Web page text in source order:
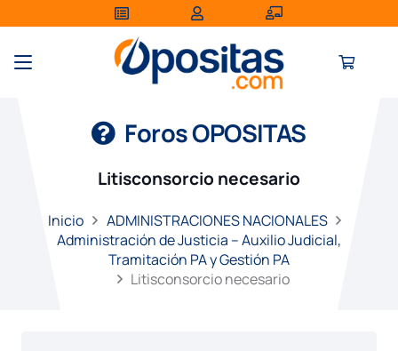
Foros OPOSITAS
Litisconsorcio necesario
Inicio
ADMINISTRACIONES NACIONALES
Administración de Justicia – Auxilio Judicial,
Tramitación PA y Gestión PA
Litisconsorcio necesario